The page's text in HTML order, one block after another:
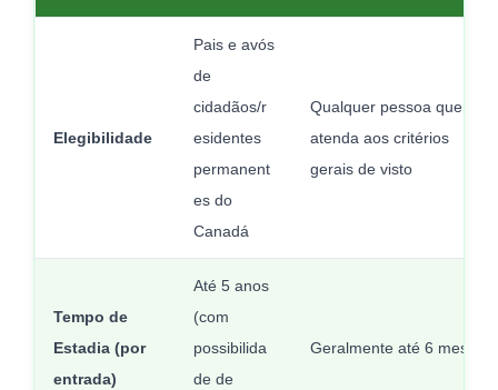
Elegibilidade
Pais e avós
de
cidadãos/r
esidentes
permanent
es do
Canadá
Qualquer pessoa que
atenda aos critérios
gerais de visto
Tempo de
Estadia (por
entrada)
Até 5 anos
(com
possibilida
de de
Geralmente até 6 meses